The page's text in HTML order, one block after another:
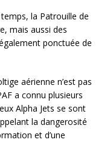
la Patrouille de
mais aussi des
ponctuée de
aérienne n’est pas
a connu plusieurs
Alpha Jets se sont
la dangerosité
et d’une